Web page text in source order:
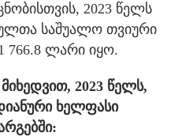
2023 წელს
საშუალო თვიური
766.8 ლარი იყო.
მიხედვით, 2023 წელს,
ხელფასი